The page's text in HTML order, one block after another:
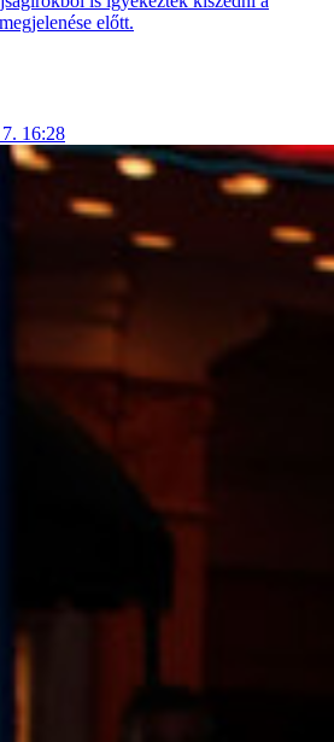
előtt.
16:28